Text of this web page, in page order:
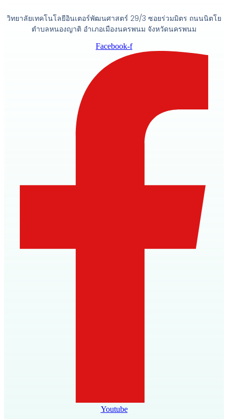
วิทยาลัยเทคโนโลยีอินเตอร์พัฒนศาสตร์ 29/3 ซอยร่วมมิตร ถนนนิตโย
ตำบลหนองญาติ อำเภอเมืองนครพนม จังหวัดนครพนม
Facebook-f
Youtube